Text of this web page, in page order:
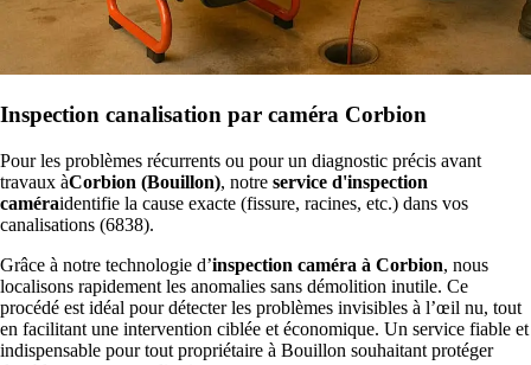
Inspection canalisation par caméra Corbion
Pour les problèmes récurrents ou pour un diagnostic précis avant
travaux àCorbion (Bouillon), notre service d'inspection
caméraidentifie la cause exacte (fissure, racines, etc.) dans vos
canalisations (6838).
Grâce à notre technologie d’inspection caméra à Corbion, nous
localisons rapidement les anomalies sans démolition inutile. Ce
procédé est idéal pour détecter les problèmes invisibles à l’œil nu, tout
en facilitant une intervention ciblée et économique. Un service fiable et
indispensable pour tout propriétaire à Bouillon souhaitant protéger